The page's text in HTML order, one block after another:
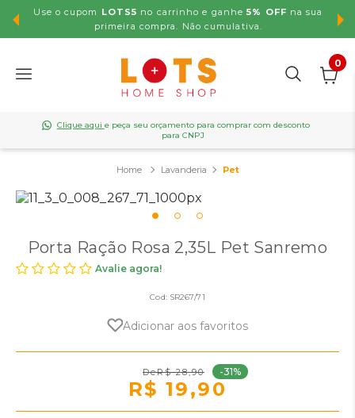
Use o cupom LOTS5 no carrinho e ganhe5% OFF na sua
primeira compra. Não cumulativa.
0
Clique aqui e peça seu orçamento para comprar com desconto
para CNPJ
Lavanderia Pet
Porta Ração Rosa 2,35L Pet Sanremo
Avalie agora!
Cod: SR267/71
Adicionar aos favoritos
R$ 28,90 -31%
R$ 19,90